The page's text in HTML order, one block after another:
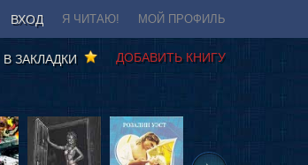
ВХОД Я ЧИТАЮ! МОЙ ПРОФИЛЬ
ДОБАВИТЬ КНИГУ
В ЗАКЛАДКИ